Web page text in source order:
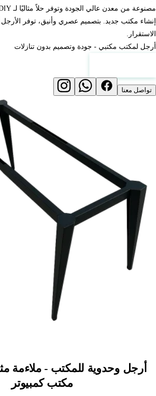
إنشاء مكتب جديد. بتصميم عصري وأنيق، توفر
الاستقرار.
أرجل لمكتب مكتبي - جودة وتصميم بدون تنازلات
تواصل معنا
أرجل وحدوية للمكتب - ملاءمة
مكتب كمبيوتر